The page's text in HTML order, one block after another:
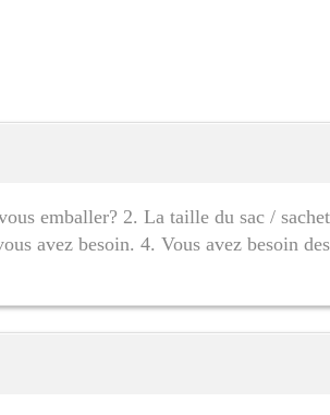
emballer? 2. La taille du sac /
avez besoin. 4. Vous avez besoin